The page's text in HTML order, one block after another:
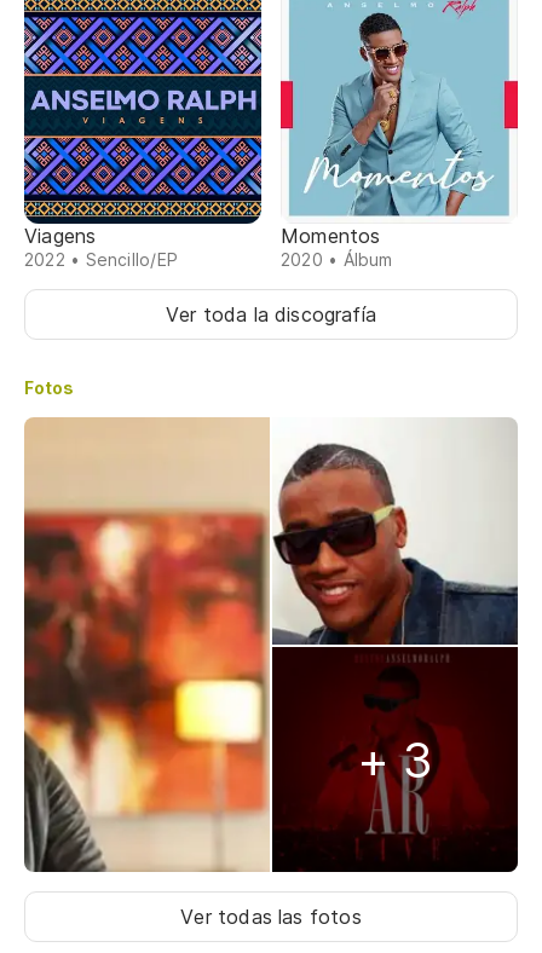
Viagens
2022 • Sencillo/EP
Momentos
2020 • Álbum
Ver toda la discografía
Fotos
+ 3
Ver todas las fotos